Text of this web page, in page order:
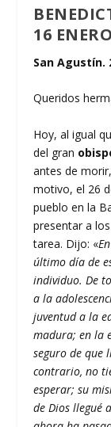
16
San Agustín.
Queridos
Hoy, al igual
del gran
antes de
motivo, el 26
pueblo en la
presentar a
tarea. Dijo: «
último día de
individuo. De
a la
juventud a la
madura; en la
seguro de que
contrario, no
esperar; su
de Dios llegué